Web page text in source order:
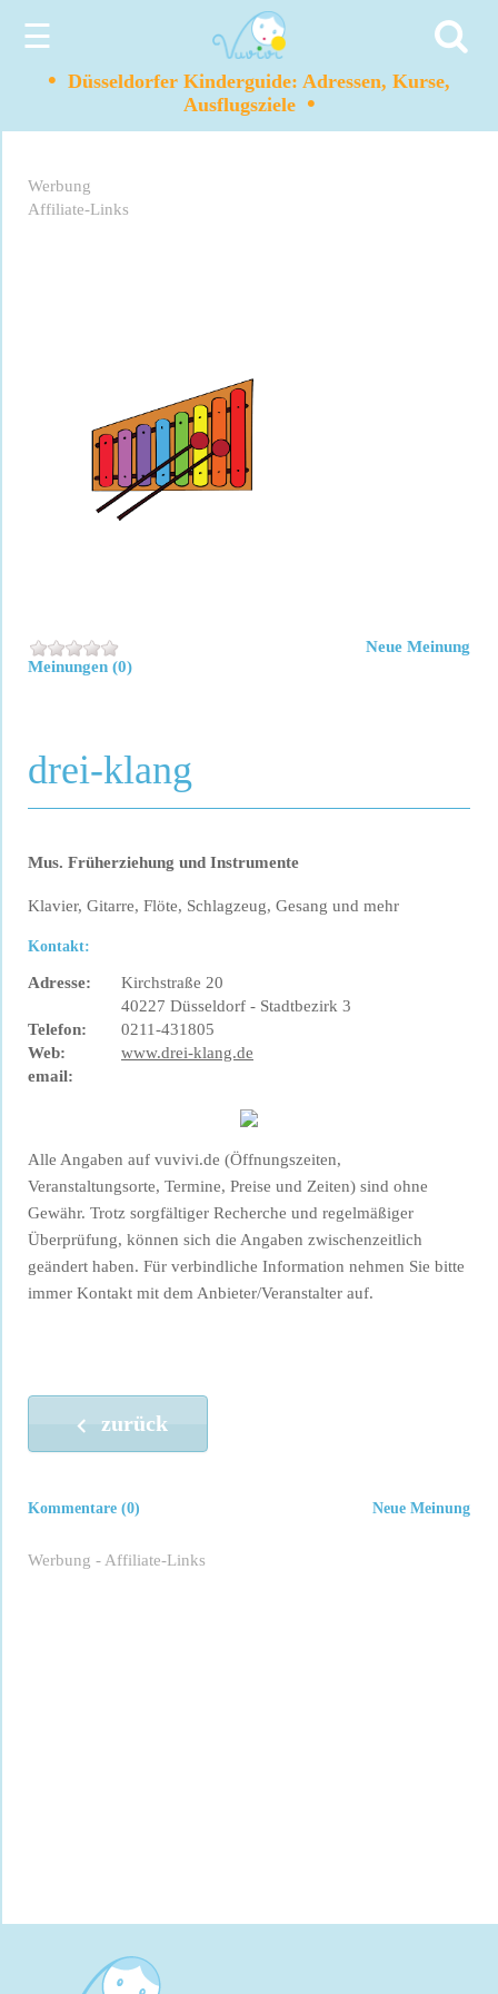
☰
• Düsseldorfer Kinderguide: Adressen, Kurse,
Ausflugsziele •
Werbung
Affiliate-Links
Meinungen (0)
Neue Meinung
drei-klang
Mus. Früherziehung und Instrumente
Klavier, Gitarre, Flöte, Schlagzeug, Gesang und mehr
Kontakt:
Adresse:
Kirchstraße 20
40227 Düsseldorf - Stadtbezirk 3
Telefon:
0211-431805
Web:
www.drei-klang.de
email:
Alle Angaben auf vuvivi.de (Öffnungszeiten,
Veranstaltungsorte, Termine, Preise und Zeiten) sind ohne
Gewähr. Trotz sorgfältiger Recherche und regelmäßiger
Überprüfung, können sich die Angaben zwischenzeitlich
geändert haben. Für verbindliche Information nehmen Sie bitte
immer Kontakt mit dem Anbieter/Veranstalter auf.
zurück
Neue Meinung
Kommentare (0)
Werbung - Affiliate-Links